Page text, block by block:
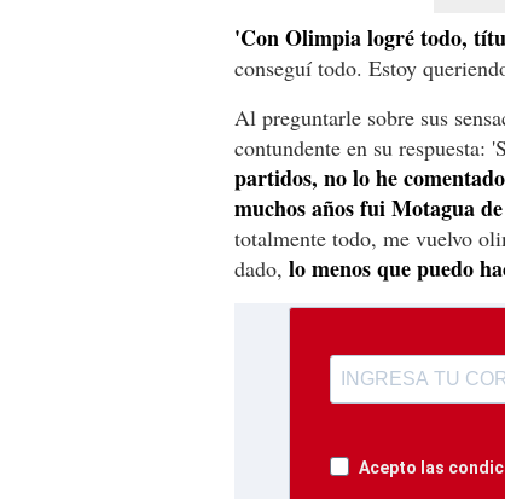
'Con Olimpia logré todo,
conseguí todo. Estoy
Al preguntarle sobre sus
contundente en su respuesta:
partidos, no lo he
muchos años fui Motagua
totalmente todo, me vuelvo
dado, lo menos que puedo
Acepto las